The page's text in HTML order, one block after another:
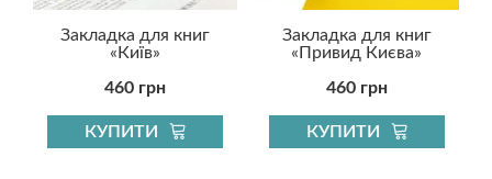
Закладка для книг
«Київ»
460 грн
КУПИТИ
Закладка для книг
«Привид Києва»
460 грн
КУПИТИ